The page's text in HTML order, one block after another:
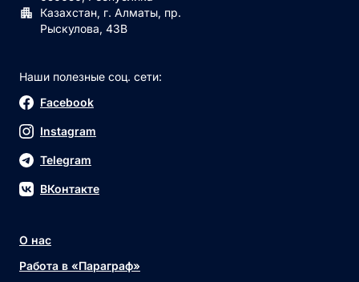
Казахстан, г. Алматы, пр.
Рыскулова, 43В
Наши полезные соц. сети:
Facebook
Instagram
Telegram
ВКонтакте
О нас
Работа в «Параграф»